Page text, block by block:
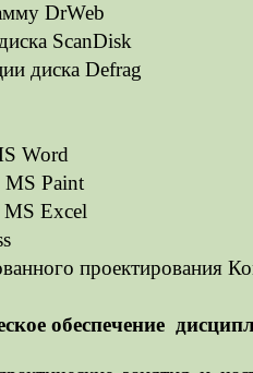
DrWeb
ScanDisk
диска Defrag
Word
MS Paint
Excel
проектирования
обеспечение